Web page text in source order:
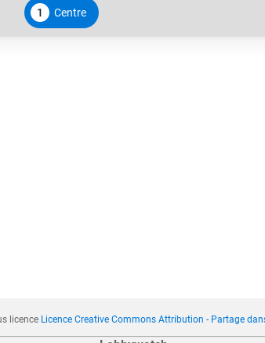
1 Centre
licence Licence Creative Commons Attribution - Partage